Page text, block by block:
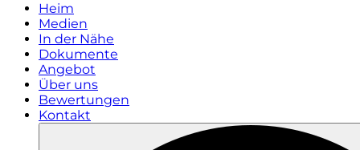
Heim
Medien
In der Nähe
Dokumente
Angebot
Über uns
Bewertungen
Kontakt